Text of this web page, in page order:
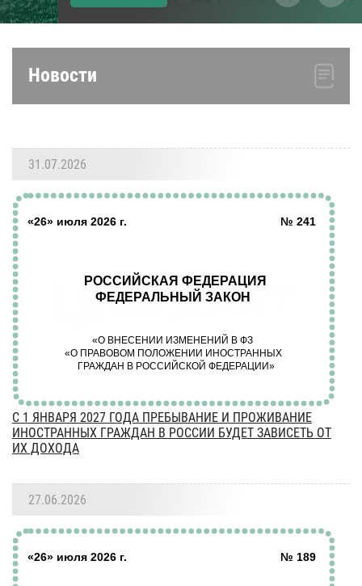
Новости
31.07.2026
С 1 ЯНВАРЯ 2027 ГОДА ПРЕБЫВАНИЕ И ПРОЖИВАНИЕ
ИНОСТРАННЫХ ГРАЖДАН В РОССИИ БУДЕТ ЗАВИСЕТЬ ОТ
ИХ ДОХОДА
27.06.2026